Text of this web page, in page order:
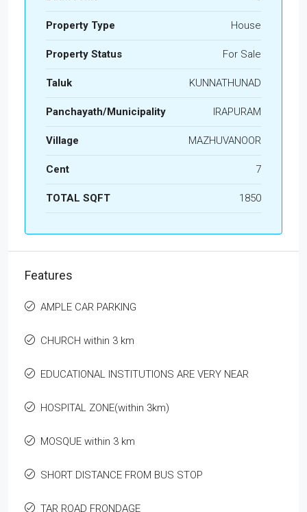
Property Type House
Property Status For Sale
Taluk KUNNATHUNAD
Panchayath/Municipality IRAPURAM
Village MAZHUVANOOR
Cent 7
TOTAL SQFT 1850
Features
AMPLE CAR PARKING
CHURCH within 3 km
EDUCATIONAL INSTITUTIONS ARE VERY NEAR
HOSPITAL ZONE(within 3km)
MOSQUE within 3 km
SHORT DISTANCE FROM BUS STOP
TAR ROAD FRONDAGE